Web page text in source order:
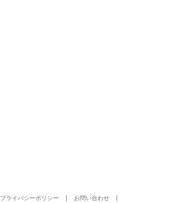
プライバシーポリシー お問い合わせ